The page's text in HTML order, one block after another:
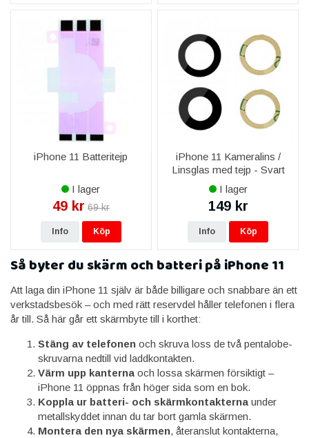
iPhone 11 Batteritejp
I lager
49 kr 69 kr
Info Köp
iPhone 11 Kameralins /
Linsglas med tejp - Svart
I lager
149 kr
Info Köp
Så byter du skärm och batteri på iPhone 11
Att laga din iPhone 11 själv är både billigare och snabbare än ett
verkstadsbesök – och med rätt reservdel håller telefonen i flera
år till. Så här går ett skärmbyte till i korthet:
Stäng av telefonen och skruva loss de två pentalobe-
skruvarna nedtill vid laddkontakten.
Värm upp kanterna och lossa skärmen försiktigt –
iPhone 11 öppnas från höger sida som en bok.
Koppla ur batteri- och skärmkontakterna under
metallskyddet innan du tar bort gamla skärmen.
Montera den nya skärmen, återanslut kontakterna,